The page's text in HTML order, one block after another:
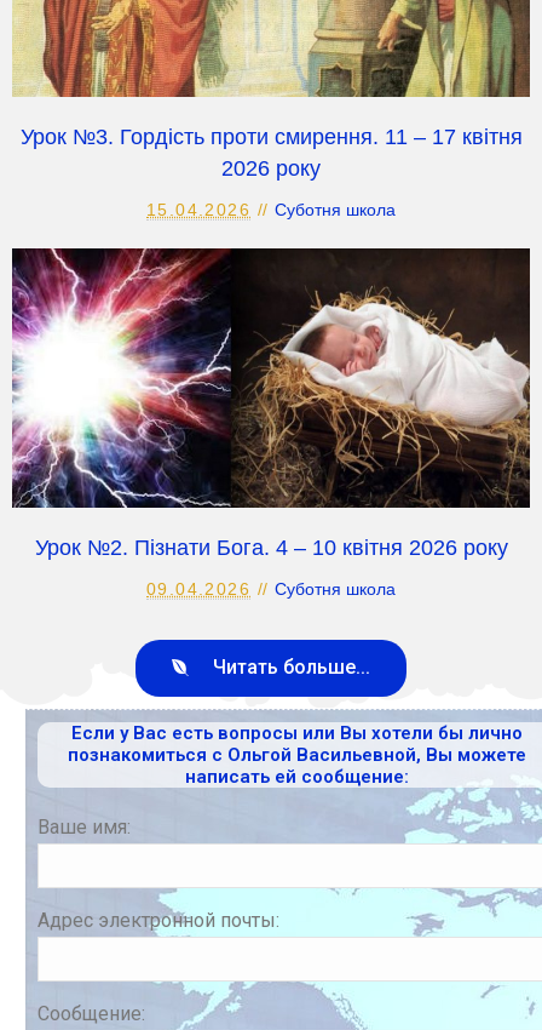
Урок №3. Гордість проти смирення. 11 – 17 квітня
2026 року
15.04.2026 Суботня школа
Урок №2. Пізнати Бога. 4 – 10 квітня 2026 року
09.04.2026 Суботня школа
Читать больше...
Если у Вас есть вопросы или Вы хотели бы лично
познакомиться с Ольгой Васильевной, Вы можете
написать ей сообщение:
Ваше имя:
Адрес электронной почты:
Сообщение: